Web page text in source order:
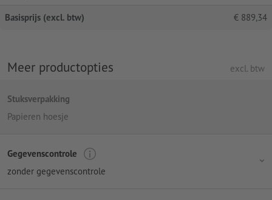
Basisprijs (excl. btw) € 889,34
Meer productopties excl. btw
Stuksverpakking
Papieren hoesje
Gegevenscontrole
zonder gegevenscontrole